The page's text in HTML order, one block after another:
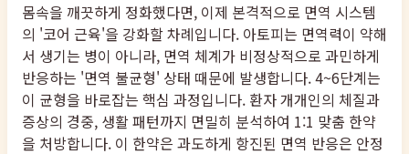
몸속을 깨끗하게 정화했다면, 이제 본격적으로 면역 시스템
의 '코어 근육'을 강화할 차례입니다. 아토피는 면역력이 약해
서 생기는 병이 아니라, 면역 체계가 비정상적으로 과민하게
반응하는 '면역 불균형' 상태 때문에 발생합니다. 4~6단계는
이 균형을 바로잡는 핵심 과정입니다. 환자 개개인의 체질과
증상의 경중, 생활 패턴까지 면밀히 분석하여 1:1 맞춤 한약
을 처방합니다. 이 한약은 과도하게 항진된 면역 반응은 안정